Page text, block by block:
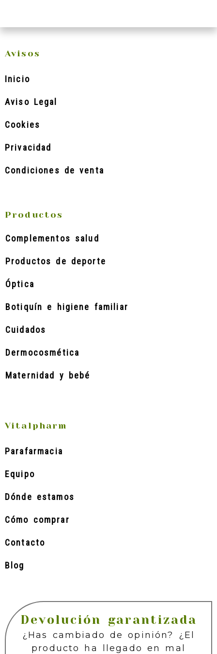
Avisos
Inicio
Aviso Legal
Cookies
Privacidad
Condiciones de venta
Productos
Complementos salud
Productos de deporte
Óptica
Botiquín e higiene familiar
Cuidados
Dermocosmética
Maternidad y bebé
Vitalpharm
Parafarmacia
Equipo
Dónde estamos
Cómo comprar
Contacto
Blog
Devolución garantizada
¿Has cambiado de opinión? ¿El
producto ha llegado en mal